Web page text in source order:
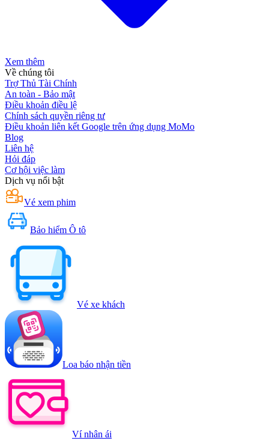
Xem thêm
Về chúng tôi
Trợ Thủ Tài Chính
An toàn - Bảo mật
Điều khoản điều lệ
Chính sách quyền riêng tư
Điều khoản liên kết Google trên ứng dụng MoMo
Blog
Liên hệ
Hỏi đáp
Cơ hội việc làm
Dịch vụ nổi bật
Vé xem phim
Bảo hiểm Ô tô
Vé xe khách
Loa báo nhận tiền
Ví nhân ái